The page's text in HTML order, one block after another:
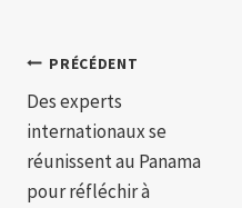
Navigation
de
l’article
PRÉCÉDENT
Des experts
internationaux se
réunissent au Panama
pour réfléchir à